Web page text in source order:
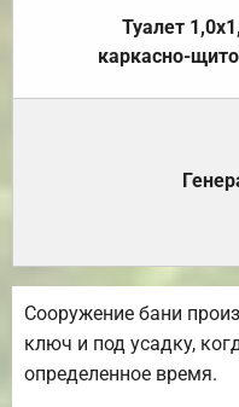
Туалет
каркасно-
Сооружение бани
ключ и под усадку,
определенное время.